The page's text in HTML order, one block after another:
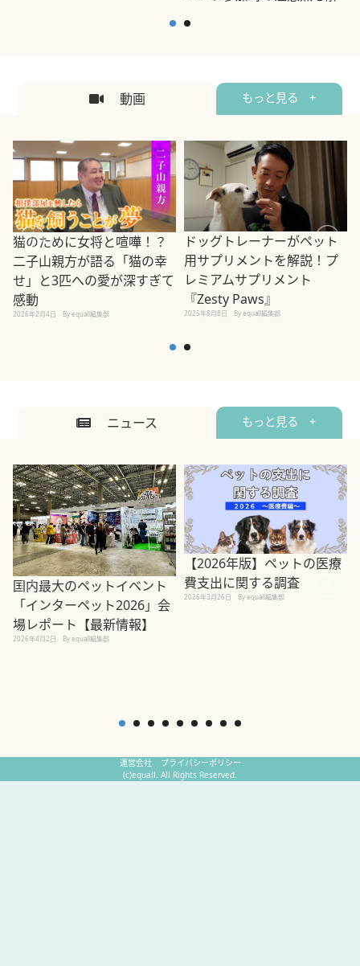
2026年5月12日
動画 もっと見る +
猫のために女将と喧嘩！？
二子山親方が語る「猫の幸
せ」と3匹への愛が深すぎて
感動
2026年2月4日 By equall編集部
ドッグトレーナーがペット
用サプリメントを解説！プ
レミアムサプリメント
『Zesty Paws』
2025年8月8日 By equall編集部
ニュース もっと見る +
国内最大のペットイベント
「インターペット2026」会
場レポート【最新情報】
2026年4月2日 By equall編集部
【2026年版】ペットの医療
費支出に関する調査
2026年3月26日 By equall編集部
運営会社
プライバシーポリシー
(c)equall. All Rights Reserved.